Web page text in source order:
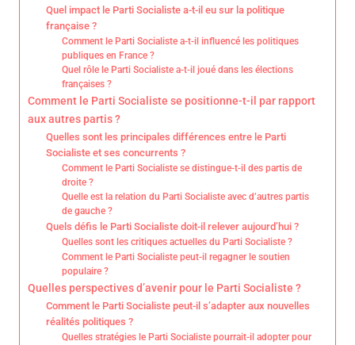
Quel impact le Parti Socialiste a-t-il eu sur la politique
française ?
Comment le Parti Socialiste a-t-il influencé les politiques
publiques en France ?
Quel rôle le Parti Socialiste a-t-il joué dans les élections
françaises ?
Comment le Parti Socialiste se positionne-t-il par rapport
aux autres partis ?
Quelles sont les principales différences entre le Parti
Socialiste et ses concurrents ?
Comment le Parti Socialiste se distingue-t-il des partis de
droite ?
Quelle est la relation du Parti Socialiste avec d’autres partis
de gauche ?
Quels défis le Parti Socialiste doit-il relever aujourd’hui ?
Quelles sont les critiques actuelles du Parti Socialiste ?
Comment le Parti Socialiste peut-il regagner le soutien
populaire ?
Quelles perspectives d’avenir pour le Parti Socialiste ?
Comment le Parti Socialiste peut-il s’adapter aux nouvelles
réalités politiques ?
Quelles stratégies le Parti Socialiste pourrait-il adopter pour